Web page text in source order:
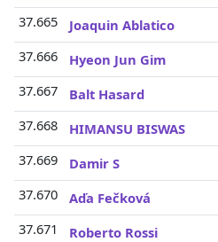
37.665
Joaquin Ablatico
37.666
Hyeon Jun Gim
37.667
Balt Hasard
37.668
HIMANSU BISWAS
37.669
Damir S
37.670
Aďa Fečková
37.671
Roberto Rossi